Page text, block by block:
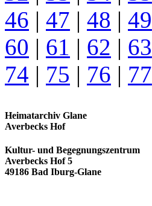
46 | 47 | 48 | 49
60 | 61 | 62 | 63
74 | 75 | 76 | 77
Heimatarchiv Glane
Averbecks Hof
Kultur- und Begegnungszentrum
Averbecks Hof 5
49186 Bad Iburg-Glane